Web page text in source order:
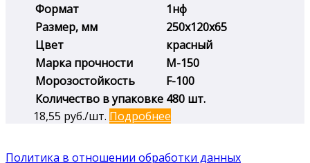
Формат
1нф
Размер, мм
250х120х65
Цвет
красный
Марка прочности
М-150
Морозостойкость
F-100
Количество в упаковке 480 шт.
18,55 руб./шт. Подробнее
Политика в отношении обработки данных